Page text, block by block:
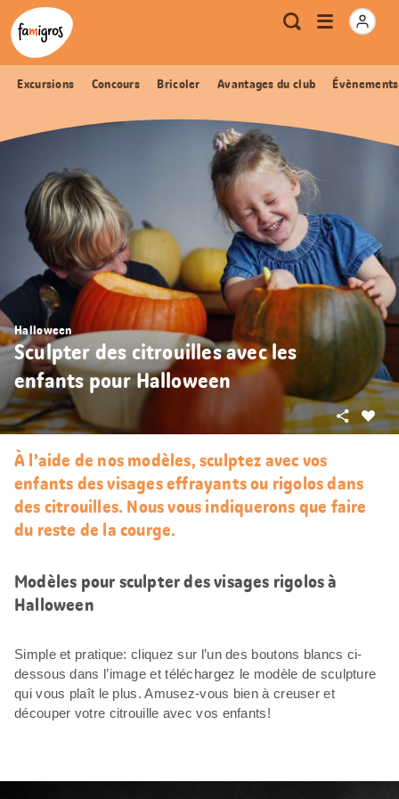
Signets
de
navigation
Header
Logo Métanavigation
RechercheOuvrir
Excursions Concours Bricoler Avantages du club
Halloween
Sculpter des citrouilles avec les
enfants pour Halloween
Partager
À l’aide de nos modèles, sculptez avec vos
enfants des visages effrayants ou rigolos dans
des citrouilles. Nous vous indiquerons que faire
du reste de la courge.
Modèles pour sculpter des visages rigolos à
Halloween
Simple et pratique: cliquez sur l’un des boutons blancs ci-
dessous dans l’image et téléchargez le modèle de sculpture
qui vous plaît le plus. Amusez-vous bien à creuser et
découper votre citrouille avec vos enfants!